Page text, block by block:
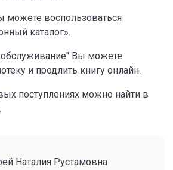
можете воспользоваться
каталог».
Вы можете
и продлить книгу онлайн.
поступлениях можно найти в